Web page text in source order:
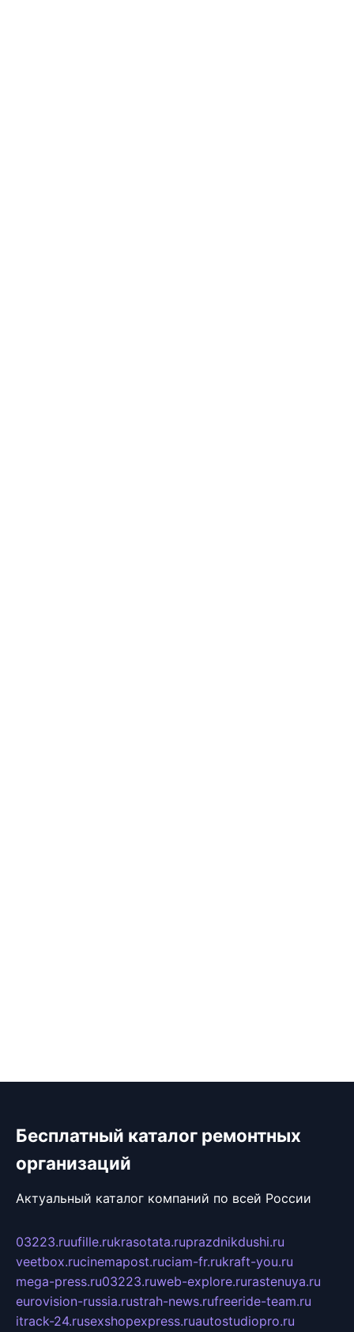
Бесплатный каталог ремонтных
организаций
Актуальный каталог компаний по всей России
03223.ruufille.rukrasotata.ruprazdnikdushi.ru
veetbox.rucinemapost.ruciam-fr.rukraft-you.ru
mega-press.ru03223.ruweb-explore.rurastenuya.ru
eurovision-russia.rustrah-news.rufreeride-team.ru
itrack-24.rusexshopexpress.ruautostudiopro.ru